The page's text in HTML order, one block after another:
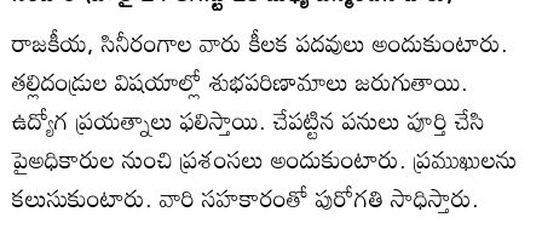
రాజకీయ, సినీరంగాల వారు కీలక పదవులు అందుకుంటారు.
తల్లిదండ్రుల విషయాల్లో శుభపరిణామాలు జరుగుతాయి.
ఉద్యోగ ప్రయత్నాలు ఫలిస్తాయి. చేపట్టిన పనులు పూర్తి చేసి
పైఅధికారుల నుంచి ప్రశంసలు అందుకుంటారు. ప్రముఖులను
కలుసుకుంటారు. వారి సహకారంతో పురోగతి సాధిస్తారు.